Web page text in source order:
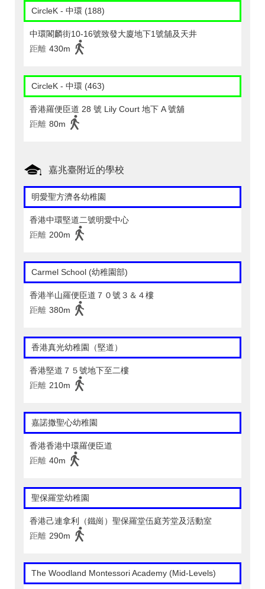
CircleK - 中環 (188)
中環閣麟街10-16號致發大廈地下1號舖及天井
距離 430m
CircleK - 中環 (463)
香港羅便臣道 28 號 Lily Court 地下 A 號舖
距離 80m
嘉兆臺附近的學校
明愛聖方濟各幼稚園
香港中環堅道二號明愛中心
距離 200m
Carmel School (幼稚園部)
香港半山羅便臣道７０號３＆４樓
距離 380m
香港真光幼稚園（堅道）
香港堅道７５號地下至二樓
距離 210m
嘉諾撒聖心幼稚園
香港香港中環羅便臣道
距離 40m
聖保羅堂幼稚園
香港己連拿利（鐵崗）聖保羅堂伍庭芳堂及活動室
距離 290m
The Woodland Montessori Academy (Mid-Levels)